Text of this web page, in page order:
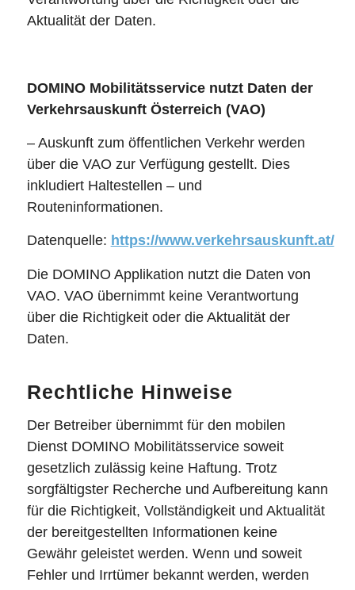
Aktualität der Daten.
DOMINO Mobilitätsservice nutzt Daten der
Verkehrsauskunft Österreich (VAO)
– Auskunft zum öffentlichen Verkehr werden
über die VAO zur Verfügung gestellt. Dies
inkludiert Haltestellen – und
Routeninformationen.
Datenquelle: https://www.verkehrsauskunft.at/
Die DOMINO Applikation nutzt die Daten von
VAO. VAO übernimmt keine Verantwortung
über die Richtigkeit oder die Aktualität der
Daten.
Rechtliche Hinweise
Der Betreiber übernimmt für den mobilen
Dienst DOMINO Mobilitätsservice soweit
gesetzlich zulässig keine Haftung. Trotz
sorgfältigster Recherche und Aufbereitung kann
für die Richtigkeit, Vollständigkeit und Aktualität
der bereitgestellten Informationen keine
Gewähr geleistet werden. Wenn und soweit
Fehler und Irrtümer bekannt werden, werden